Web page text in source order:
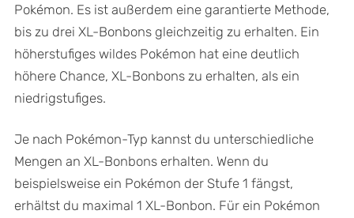
Pokémon. Es ist außerdem eine garantierte Methode,
bis zu drei XL-Bonbons gleichzeitig zu erhalten. Ein
höherstufiges wildes Pokémon hat eine deutlich
höhere Chance, XL-Bonbons zu erhalten, als ein
niedrigstufiges.
Je nach Pokémon-Typ kannst du unterschiedliche
Mengen an XL-Bonbons erhalten. Wenn du
beispielsweise ein Pokémon der Stufe 1 fängst,
erhältst du maximal 1 XL-Bonbon. Für ein Pokémon